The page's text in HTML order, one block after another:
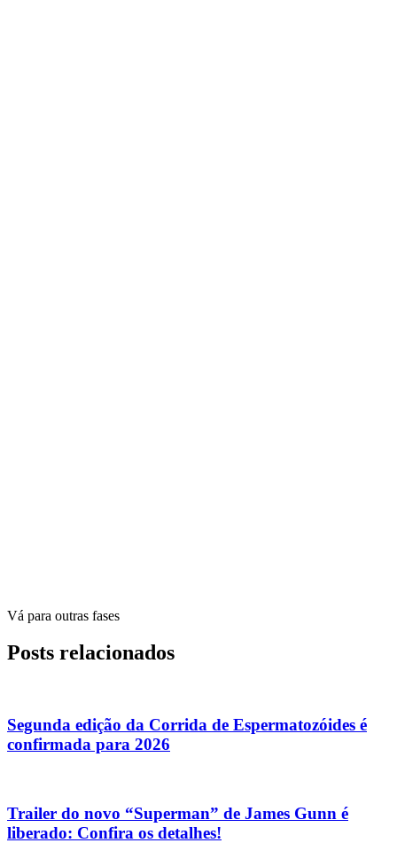
Vá para outras fases
Posts relacionados
Segunda edição da Corrida de Espermatozóides é
confirmada para 2026
Trailer do novo “Superman” de James Gunn é
liberado: Confira os detalhes!